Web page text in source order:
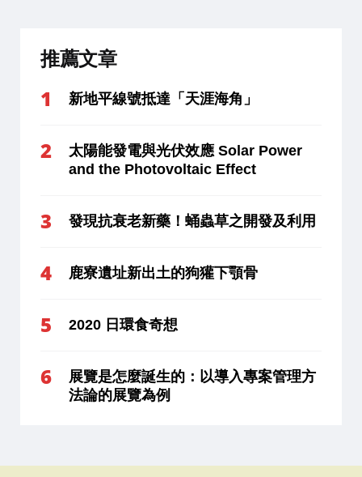
推薦文章
新地平線號抵達「天涯海角」
太陽能發電與光伏效應 Solar Power
and the Photovoltaic Effect
發現抗衰老新藥！蛹蟲草之開發及利用
鹿寮遺址新出土的狗獾下顎骨
2020 日環食奇想
展覽是怎麼誕生的：以導入專案管理方
法論的展覽為例